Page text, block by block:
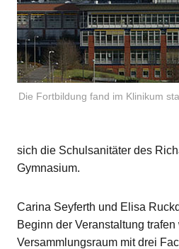
Die Fortbildung fand im Klinikum
sich die Schulsanitäter des
Gymnasium.
Carina Seyferth und Elisa
Beginn der Veranstaltung
Versammlungsraum mit drei